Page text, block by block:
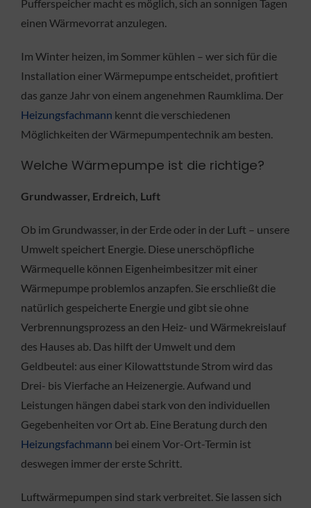
Pufferspeicher macht es möglich, sich an sonnigen Tagen
einen Wärmevorrat anzulegen.
Im Winter heizen, im Sommer kühlen – wer sich für die
Installation einer Wärmepumpe entscheidet, profitiert
das ganze Jahr von einem angenehmen Raumklima. Der
Heizungsfachmann kennt die verschiedenen
Möglichkeiten der Wärmepumpentechnik am besten.
Welche Wärmepumpe ist die richtige?
Grundwasser, Erdreich, Luft
Ob im Grundwasser, in der Erde oder in der Luft – unsere
Umwelt speichert Energie. Diese unerschöpfliche
Wärmequelle können Eigenheimbesitzer mit einer
Wärmepumpe problemlos anzapfen. Sie erschließt die
natürlich gespeicherte Energie und gibt sie ohne
Verbrennungsprozess an den Heiz- und Wärmekreislauf
des Hauses ab. Das hilft der Umwelt und dem
Geldbeutel: aus einer Kilowattstunde Strom wird das
Drei- bis Vierfache an Heizenergie. Aufwand und
Leistungen hängen dabei stark von den individuellen
Gegebenheiten vor Ort ab. Eine Beratung durch den
Heizungsfachmann bei einem Vor-Ort-Termin ist
deswegen immer der erste Schritt.
Luftwärmepumpen sind stark verbreitet. Sie lassen sich